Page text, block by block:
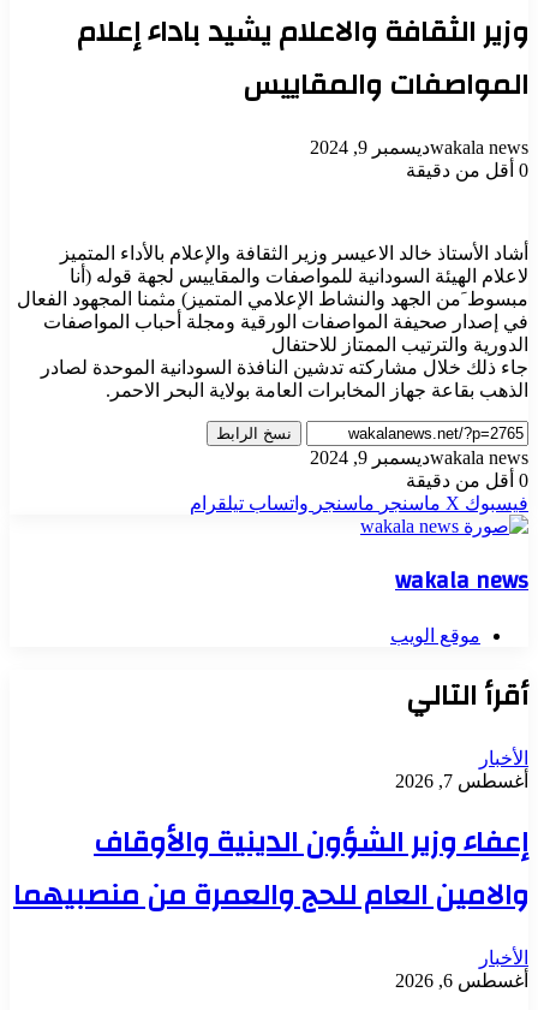
وزير الثقافة والاعلام يشيد باداء إعلام
المواصفات والمقاييس
wakala newsديسمبر 9, 2024
0 أقل من دقيقة
أشاد الأستاذ خالد الاعيسر وزير الثقافة والإعلام بالأداء المتميز
لاعلام الهيئة السودانية للمواصفات والمقاييس لجهة قوله (أنا
مبسوط َمن الجهد والنشاط الإعلامي المتميز) مثمنا المجهود الفعال
في إصدار صحيفة المواصفات الورقية ومجلة أحباب المواصفات
الدورية والترتيب الممتاز للاحتفال
جاء ذلك خلال مشاركته تدشين النافذة السودانية الموحدة لصادر
الذهب بقاعة جهاز المخابرات العامة بولاية البحر الاحمر.
نسخ الرابط
wakala newsديسمبر 9, 2024
0 أقل من دقيقة
فيسبوك ‫X ماسنجر ماسنجر واتساب تيلقرام
wakala news
موقع الويب
أقرأ التالي
الأخبار
أغسطس 7, 2026
إعفاء وزير الشؤون الدينية والأوقاف
والامين العام للحج والعمرة من منصبيهما
الأخبار
أغسطس 6, 2026